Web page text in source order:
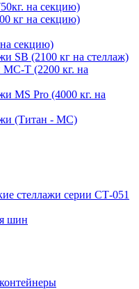
на секцию)
кг на секцию)
секцию)
SB (2100 кг на стеллаж)
МС-Т (2200 кг. на
MS Pro (4000 кг. на
(Титан - МС)
стеллажи серии СТ-051
шин